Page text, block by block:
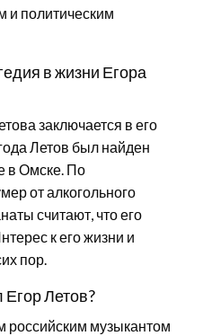
и политическим
в жизни Егора
заключается в его
Летов был найден
в Омске. По
от алкогольного
считают, что его
к его жизни и
пор.
Летов?
российским музыкантом